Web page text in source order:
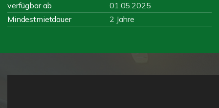
verfügbar ab
01.05.2025
Mindestmietdauer
2 Jahre